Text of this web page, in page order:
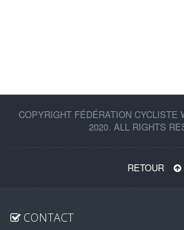
COPYRIGHT FÉDÉRATION CYCLISTE
2020. ALL RIGHTS
RETOUR
CONTACT